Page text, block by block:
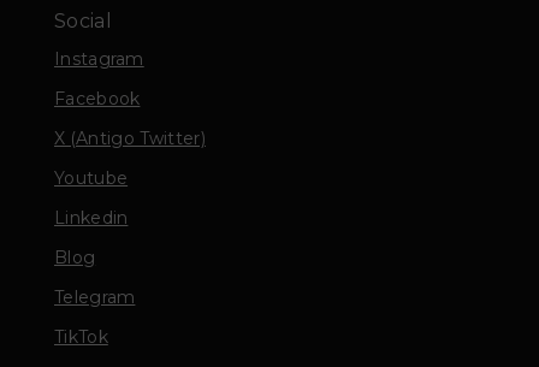
Social
Instagram
Facebook
X (Antigo Twitter)
Youtube
Linkedin
Blog
Telegram
TikTok